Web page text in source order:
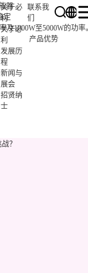
关于必
利
关于必
利
发展历
程
新闻与
展会
招贤纳
士
联系我
们
器
定
及1000W至5000W的功
产品优势
？